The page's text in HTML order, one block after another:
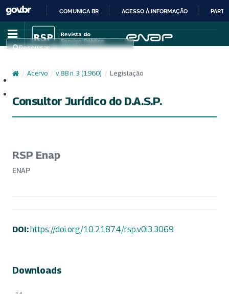
IR
PARA
CONTEÚDO
COMUNICA BR ACESSO À INFORMAÇÃO
Pesquisar
/ Acervo / v. 88 n. 3 (1960) / Legislação
Consultor Jurídico do D.A.S.P.
RSP Enap
ENAP
DOI:https://doi.org/10.21874/rsp.v0i3.3069
Downloads